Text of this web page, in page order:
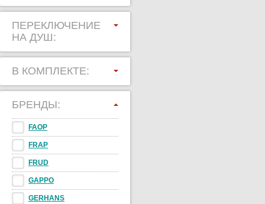
ПЕРЕКЛЮЧЕНИЕ
НА ДУШ:
В КОМПЛЕКТЕ:
БРЕНДЫ:
FAOP
FRAP
FRUD
GAPPO
GERHANS